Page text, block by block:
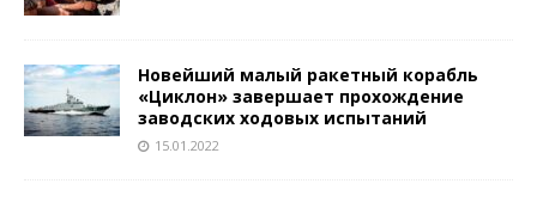
Новейший малый ракетный корабль
«Циклон» завершает прохождение
заводских ходовых испытаний
15.01.2022